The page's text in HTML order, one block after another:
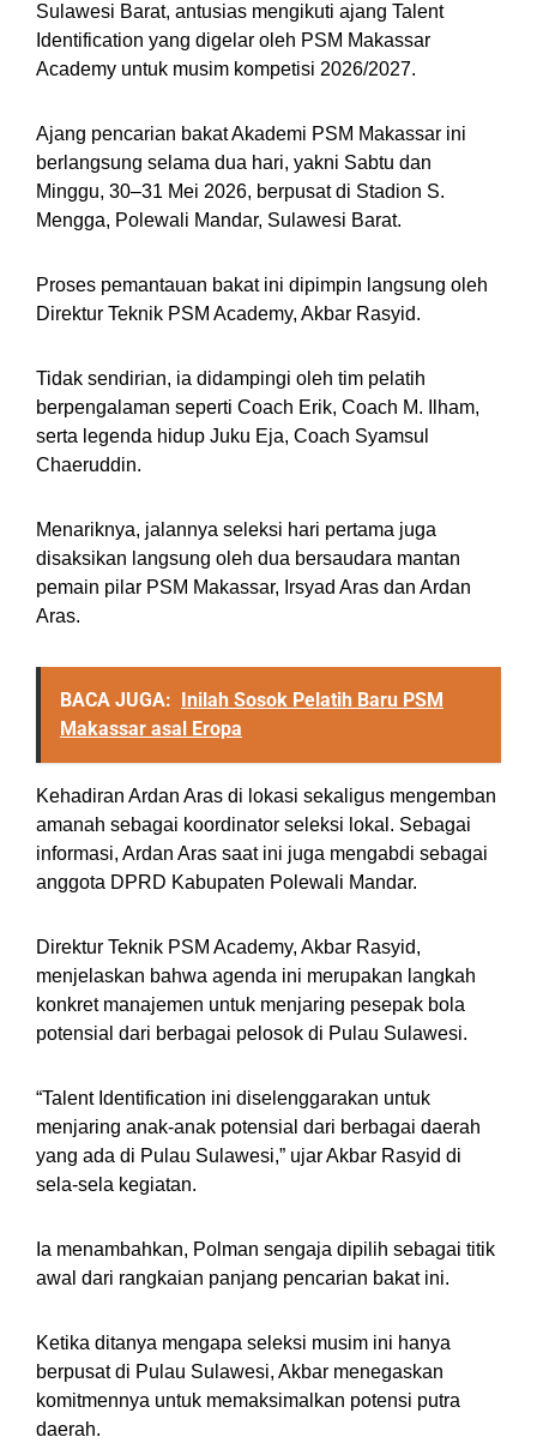
Sulawesi Barat, antusias mengikuti ajang Talent
Identification yang digelar oleh PSM Makassar
Academy untuk musim kompetisi 2026/2027.
Ajang pencarian bakat Akademi PSM Makassar ini
berlangsung selama dua hari, yakni Sabtu dan
Minggu, 30–31 Mei 2026, berpusat di Stadion S.
Mengga, Polewali Mandar, Sulawesi Barat.
Proses pemantauan bakat ini dipimpin langsung oleh
Direktur Teknik PSM Academy, Akbar Rasyid.
Tidak sendirian, ia didampingi oleh tim pelatih
berpengalaman seperti Coach Erik, Coach M. Ilham,
serta legenda hidup Juku Eja, Coach Syamsul
Chaeruddin.
Menariknya, jalannya seleksi hari pertama juga
disaksikan langsung oleh dua bersaudara mantan
pemain pilar PSM Makassar, Irsyad Aras dan Ardan
Aras.
BACA JUGA: Inilah Sosok Pelatih Baru PSM
Makassar asal Eropa
Kehadiran Ardan Aras di lokasi sekaligus mengemban
amanah sebagai koordinator seleksi lokal. Sebagai
informasi, Ardan Aras saat ini juga mengabdi sebagai
anggota DPRD Kabupaten Polewali Mandar.
Direktur Teknik PSM Academy, Akbar Rasyid,
menjelaskan bahwa agenda ini merupakan langkah
konkret manajemen untuk menjaring pesepak bola
potensial dari berbagai pelosok di Pulau Sulawesi.
“Talent Identification ini diselenggarakan untuk
menjaring anak-anak potensial dari berbagai daerah
yang ada di Pulau Sulawesi,” ujar Akbar Rasyid di
sela-sela kegiatan.
Ia menambahkan, Polman sengaja dipilih sebagai titik
awal dari rangkaian panjang pencarian bakat ini.
Ketika ditanya mengapa seleksi musim ini hanya
berpusat di Pulau Sulawesi, Akbar menegaskan
komitmennya untuk memaksimalkan potensi putra
daerah.